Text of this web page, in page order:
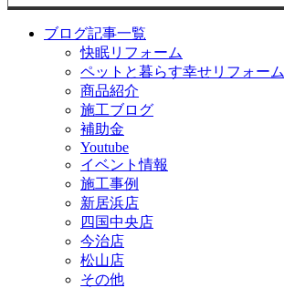
ブログ記事一覧
快眠リフォーム
ペットと暮らす幸せリフォーム
商品紹介
施工ブログ
補助金
Youtube
イベント情報
施工事例
新居浜店
四国中央店
今治店
松山店
その他